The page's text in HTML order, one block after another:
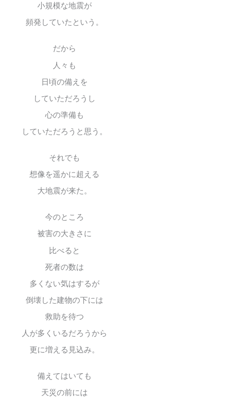
小規模な地震が
頻発していたという。
だから
人々も
日頃の備えを
していただろうし
心の準備も
していただろうと思う。
それでも
想像を遥かに超える
大地震が来た。
今のところ
被害の大きさに
比べると
死者の数は
多くない気はするが
倒壊した建物の下には
救助を待つ
人が多くいるだろうから
更に増える見込み。
備えてはいても
天災の前には